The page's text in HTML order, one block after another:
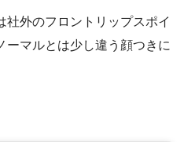
社外のフロントリップスポイ
ーマルとは少し違う顔つきに